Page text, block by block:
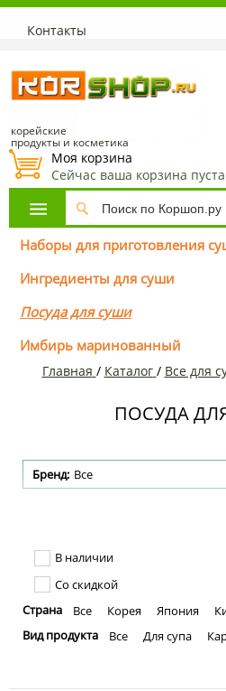
Контакты
корейские
продукты и косметика
Моя корзина
Сейчас ваша корзина пуста
Наборы для приготовления
Ингредиенты для суши
Посуда для суши
Имбирь маринованный
Главная / Каталог / Все для
ПОСУДА
Бренд: Все
В наличии
Со скидкой
Страна
Все Корея Япония
Вид продукта
Все Для супа